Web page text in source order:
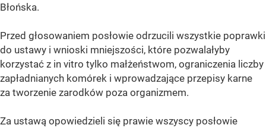
Błońska.
Przed głosowaniem posłowie odrzucili wszystkie poprawki
do ustawy i wnioski mniejszości, które pozwalałyby
korzystać z in vitro tylko małżeństwom, ograniczenia liczby
zapładnianych komórek i wprowadzające przepisy karne
za tworzenie zarodków poza organizmem.
Za ustawą opowiedzieli się prawie wszyscy posłowie